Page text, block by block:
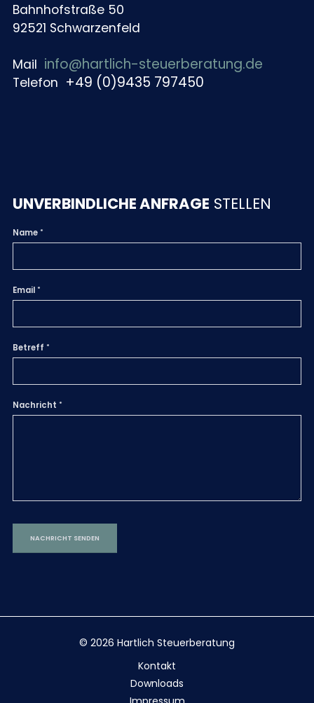
Bahnhofstraße 50
92521 Schwarzenfeld
Mail info@hartlich-steuerberatung.de
Telefon +49 (0)9435 797450
UNVERBINDLICHE ANFRAGE STELLEN
Name
Email
Betreff
Nachricht
© 2026 Hartlich Steuerberatung
Kontakt
Downloads